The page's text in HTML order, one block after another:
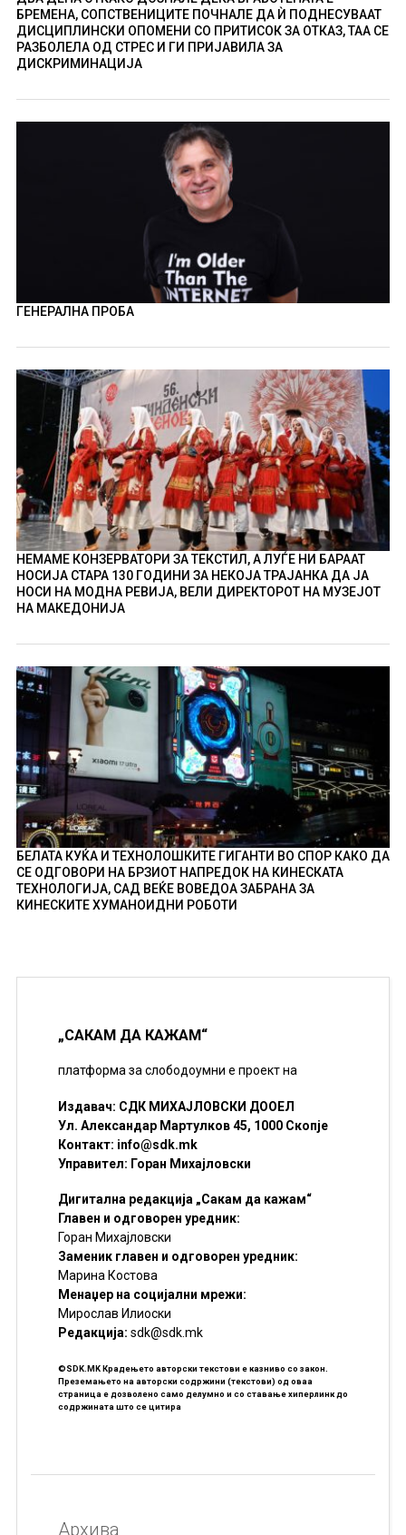
БРЕМЕНА, СОПСТВЕНИЦИТЕ ПОЧНАЛЕ ДА Ѝ ПОДНЕСУВААТ
ДИСЦИПЛИНСКИ ОПОМЕНИ СО ПРИТИСОК ЗА ОТКАЗ, ТАА СЕ
РАЗБОЛЕЛА ОД СТРЕС И ГИ ПРИЈАВИЛА ЗА
ДИСКРИМИНАЦИЈА
ГЕНЕРАЛНА ПРОБА
НЕМАМЕ КОНЗЕРВАТОРИ ЗА ТЕКСТИЛ, А ЛУЃЕ НИ БАРААТ
НОСИЈА СТАРА 130 ГОДИНИ ЗА НЕКОЈА ТРАЈАНКА ДА ЈА
НОСИ НА МОДНА РЕВИЈА, ВЕЛИ ДИРЕКТОРОТ НА МУЗЕЈОТ
НА МАКЕДОНИЈА
БЕЛАТА КУЌА И ТЕХНОЛОШКИТЕ ГИГАНТИ ВО СПОР КАКО ДА
СЕ ОДГОВОРИ НА БРЗИОТ НАПРЕДОК НА КИНЕСКАТА
ТЕХНОЛОГИЈА, САД ВЕЌЕ ВОВЕДОА ЗАБРАНА ЗА
КИНЕСКИТЕ ХУМАНОИДНИ РОБОТИ
„САКАМ ДА КАЖАМ“
платформа за слободоумни е проект на
Издавач: СДК МИХАЈЛОВСКИ ДООЕЛ
Ул. Александар Мартулков 45, 1000 Скопје
Контакт: info@sdk.mk
Управител: Горан Михајловски
Дигитална редакција „Сакам да кажам“
Главен и одговорен уредник:
Горан Михајловски
Заменик главен и одговорен уредник:
Марина Костова
Менаџер на социјални мрежи:
Мирослав Илиоски
Редакцијa: sdk@sdk.mk
©SDK.MK Крадењето авторски текстови е казниво со закон.
Преземањето на авторски содржини (текстови) од оваа
страница е дозволено само делумно и со ставање хиперлинк до
содржината што се цитира
Архива